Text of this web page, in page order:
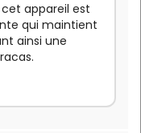
appareil est
qui maintient
ainsi une